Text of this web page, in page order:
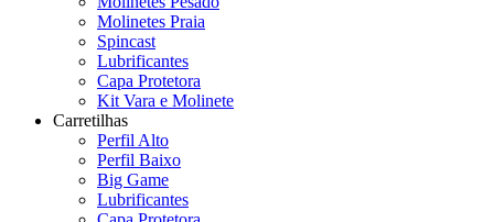
Molinetes Praia
Spincast
Lubrificantes
Capa Protetora
Kit Vara e Molinete
Carretilhas
Perfil Alto
Perfil Baixo
Big Game
Lubrificantes